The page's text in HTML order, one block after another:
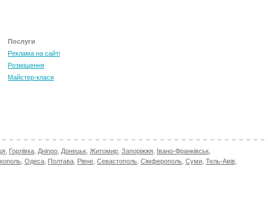
Послуги
Реклама на сайті
Розміщення
Майстер-класи
Горлівка Дніпро Донецьк Житомир Запоріжжя Івано-Франківськ
Одеса Полтава Рівне Севастополь Сімферополь Суми Тель-Авів